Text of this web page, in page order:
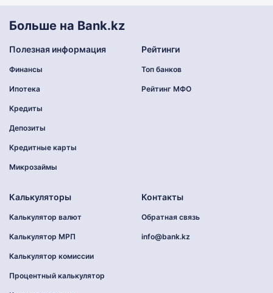
Больше на Bank.kz
Полезная информация
Финансы
Ипотека
Кредиты
Депозиты
Кредитные карты
Микрозаймы
Рейтинги
Топ банков
Рейтинг МФО
Калькуляторы
Калькулятор валют
Калькулятор МРП
Калькулятор комиссии
Процентный калькулятор
Контакты
Обратная связь
info@bank.kz